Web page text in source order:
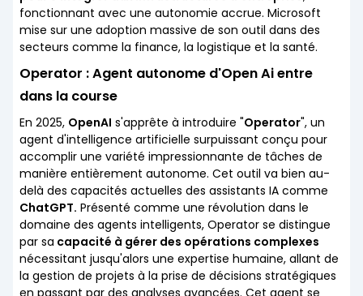
fonctionnant avec une autonomie accrue. Microsoft
mise sur une adoption massive de son outil dans des
secteurs comme la finance, la logistique et la santé.
Operator : Agent autonome d'Open Ai entre
dans la course
En 2025, OpenAI s'apprête à introduire "Operator", un
agent d'intelligence artificielle surpuissant conçu pour
accomplir une variété impressionnante de tâches de
manière entièrement autonome. Cet outil va bien au-
delà des capacités actuelles des assistants IA comme
ChatGPT. Présenté comme une révolution dans le
domaine des agents intelligents, Operator se distingue
par sa capacité à gérer des opérations complexes
nécessitant jusqu'alors une expertise humaine, allant de
la gestion de projets à la prise de décisions stratégiques
en passant par des analyses avancées. Cet agent se